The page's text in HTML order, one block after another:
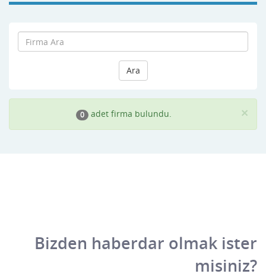
Ara
×
0 adet firma bulundu.
Bizden haberdar olmak ister
misiniz?